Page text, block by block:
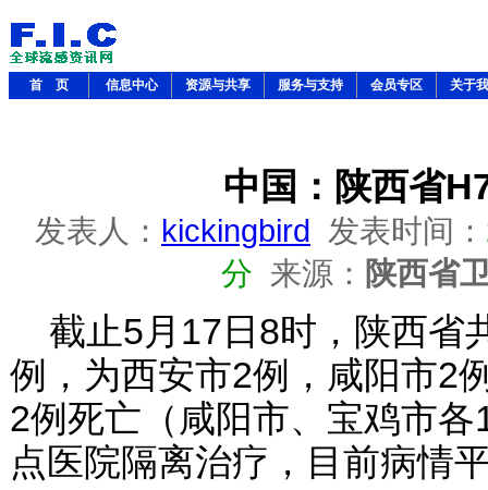
首 页 信息中心 资源与共享 服务与支持 会员专区 关于
中国：陕西省
发表人： kickingbird 发表时间：
分 来源： 陕西省
截止5月17日8时，陕西省
例，为西安市2例，咸阳市2
2例死亡（咸阳市、宝鸡市
点医院隔离治疗，目前病情